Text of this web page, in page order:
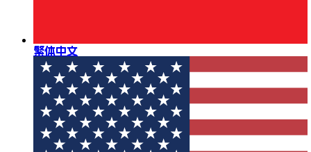
繁体中文